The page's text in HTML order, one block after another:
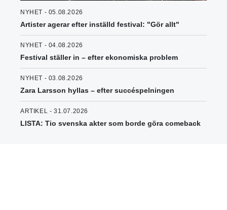
NYHET - 05.08.2026
Artister agerar efter inställd festival: "Gör allt"
NYHET - 04.08.2026
Festival ställer in – efter ekonomiska problem
NYHET - 03.08.2026
Zara Larsson hyllas – efter succéspelningen
ARTIKEL - 31.07.2026
LISTA: Tio svenska akter som borde göra comeback